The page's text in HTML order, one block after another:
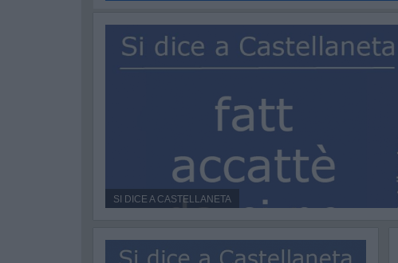
SI DICE A CASTELLANETA